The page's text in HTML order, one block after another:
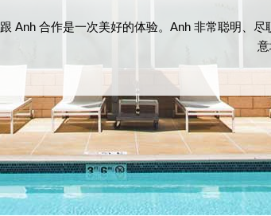
跟 Anh 合作是一次美好的体验。Anh 非常聪明、
意